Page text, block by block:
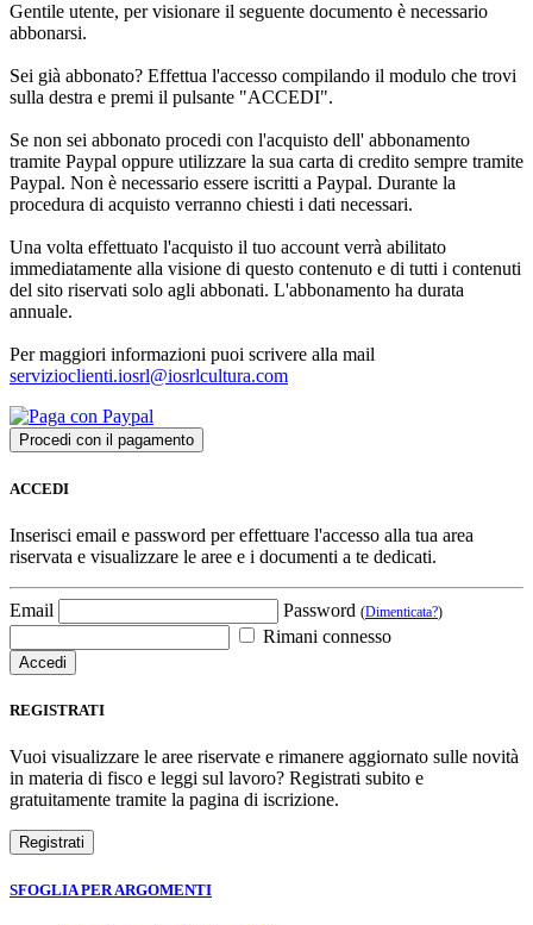
Gentile utente, per visionare il seguente documento è necessario
abbonarsi.
Sei già abbonato? Effettua l'accesso compilando il modulo che trovi
sulla destra e premi il pulsante "ACCEDI".
Se non sei abbonato procedi con l'acquisto dell' abbonamento
tramite Paypal oppure utilizzare la sua carta di credito sempre tramite
Paypal. Non è necessario essere iscritti a Paypal. Durante la
procedura di acquisto verranno chiesti i dati necessari.
Una volta effettuato l'acquisto il tuo account verrà abilitato
immediatamente alla visione di questo contenuto e di tutti i contenuti
del sito riservati solo agli abbonati. L'abbonamento ha durata
annuale.
Per maggiori informazioni puoi scrivere alla mail
servizioclienti.iosrl@iosrlcultura.com
ACCEDI
Inserisci email e password per effettuare l'accesso alla tua area
riservata e visualizzare le aree e i documenti a te dedicati.
Email Password (Dimenticata?)
Rimani connesso
REGISTRATI
Vuoi visualizzare le aree riservate e rimanere aggiornato sulle novità
in materia di fisco e leggi sul lavoro? Registrati subito e
gratuitamente tramite la pagina di iscrizione.
SFOGLIA PER ARGOMENTI